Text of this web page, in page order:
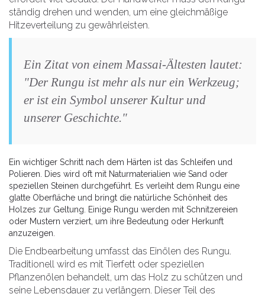
ständig drehen und wenden, um eine gleichmäßige
Hitzeverteilung zu gewährleisten.
Ein Zitat von einem Massai-Ältesten lautet:
"Der Rungu ist mehr als nur ein Werkzeug;
er ist ein Symbol unserer Kultur und
unserer Geschichte."
Ein wichtiger Schritt nach dem Härten ist das Schleifen und
Polieren. Dies wird oft mit Naturmaterialien wie Sand oder
speziellen Steinen durchgeführt. Es verleiht dem Rungu eine
glatte Oberfläche und bringt die natürliche Schönheit des
Holzes zur Geltung. Einige Rungu werden mit Schnitzereien
oder Mustern verziert, um ihre Bedeutung oder Herkunft
anzuzeigen.
Die Endbearbeitung umfasst das Einölen des Rungu.
Traditionell wird es mit Tierfett oder speziellen
Pflanzenölen behandelt, um das Holz zu schützen und
seine Lebensdauer zu verlängern. Dieser Teil des